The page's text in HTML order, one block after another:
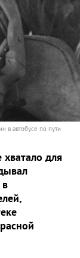
в автобусе по пути
хватало для